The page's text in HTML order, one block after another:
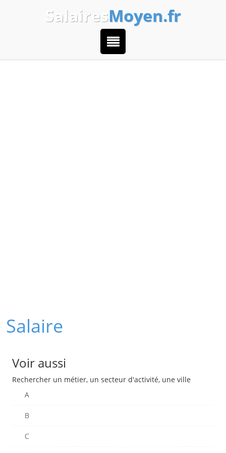
SalairesMoyen.fr
Salaire
Voir aussi
Rechercher un métier, un secteur d'activité, une ville
A
B
C